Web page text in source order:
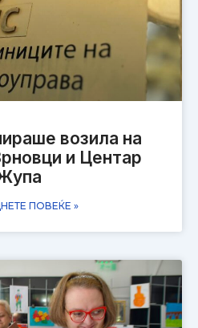
возила на
и Центар
ПОВЕЌЕ »